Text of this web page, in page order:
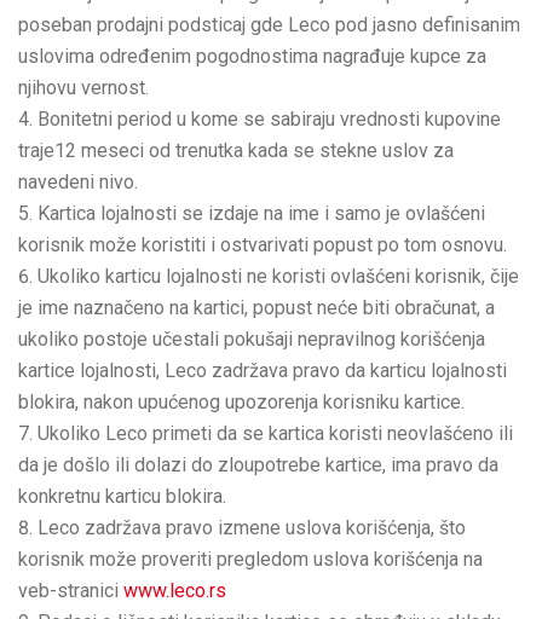
poseban prodajni podsticaj gde Leco pod jasno definisanim
uslovima određenim pogodnostima nagrađuje kupce za
njihovu vernost.
Bonitetni period u kome se sabiraju vrednosti kupovine
traje12 meseci od trenutka kada se stekne uslov za
navedeni nivo.
Kartica lojalnosti se izdaje na ime i samo je ovlašćeni
korisnik može koristiti i ostvarivati popust po tom osnovu.
Ukoliko karticu lojalnosti ne koristi ovlašćeni korisnik, čije
je ime naznačeno na kartici, popust neće biti obračunat, a
ukoliko postoje učestali pokušaji nepravilnog korišćenja
kartice lojalnosti, Leco zadržava pravo da karticu lojalnosti
blokira, nakon upućenog upozorenja korisniku kartice.
Ukoliko Leco primeti da se kartica koristi neovlašćeno ili
da je došlo ili dolazi do zloupotrebe kartice, ima pravo da
konkretnu karticu blokira.
Leco zadržava pravo izmene uslova korišćenja, što
korisnik može proveriti pregledom uslova korišćenja na
veb-stranici www.leco.rs